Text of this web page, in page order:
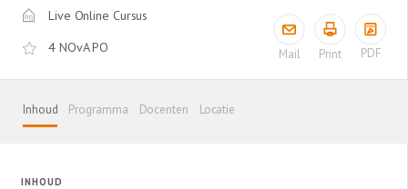
Live Online Cursus
4 NOvA PO
Inhoud Programma Docenten Locatie
Mail Print PDF
INHOUD